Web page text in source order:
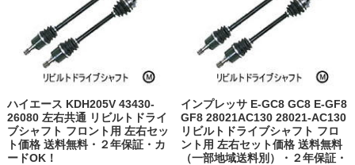
ハイエース KDH205V 43430-
26080 左右共通 リビルトドライ
ブシャフト フロント用 左右セッ
ト価格 送料無料・２年保証・カ
ードOK！
インプレッサ E-GC8 GC8 E-GF8
GF8 28021AC130 28021-AC130
リビルトドライブシャフト フロ
ント用 左右セット価格 送料無料
（一部地域送料別）・２年保証・